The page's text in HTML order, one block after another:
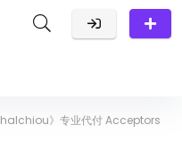
》专业代付 Acceptors